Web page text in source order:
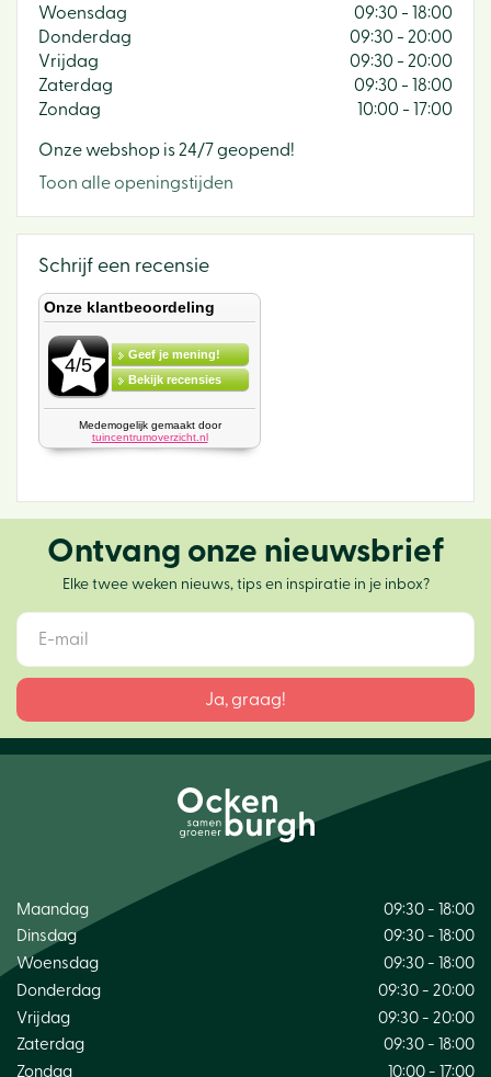
Woensdag
09:30 - 18:00
Donderdag
09:30 - 20:00
Vrijdag
09:30 - 20:00
Zaterdag
09:30 - 18:00
Zondag
10:00 - 17:00
Onze webshop is 24/7 geopend!
Toon alle openingstijden
Schrijf een recensie
Ontvang onze nieuwsbrief
Elke twee weken nieuws, tips en inspiratie in je inbox?
Maandag
09:30 - 18:00
Dinsdag
09:30 - 18:00
Woensdag
09:30 - 18:00
Donderdag
09:30 - 20:00
Vrijdag
09:30 - 20:00
Zaterdag
09:30 - 18:00
Zondag
10:00 - 17:00